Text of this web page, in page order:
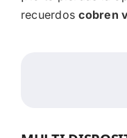
recuerdoscobren